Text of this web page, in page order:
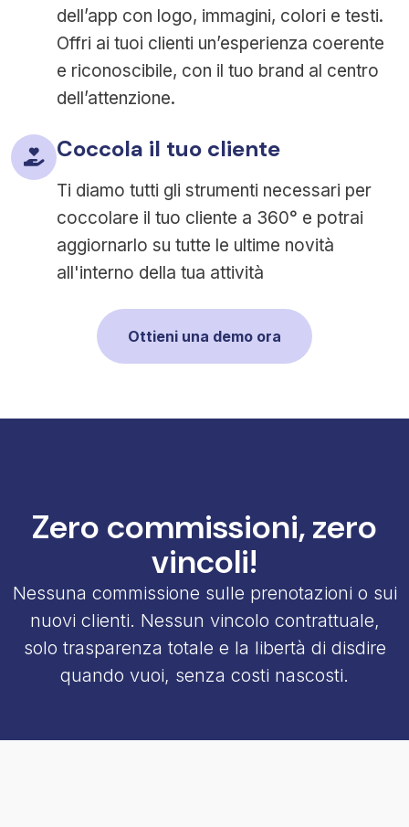
dell’app con logo, immagini, colori e testi.
Offri ai tuoi clienti un’esperienza coerente
e riconoscibile, con il tuo brand al centro
dell’attenzione.
Coccola il tuo cliente
Ti diamo tutti gli strumenti necessari per
coccolare il tuo cliente a 360° e potrai
aggiornarlo su tutte le ultime novità
all'interno della tua attività
Ottieni una demo ora
Zero commissioni, zero
vincoli!
Nessuna commissione sulle prenotazioni o sui
nuovi clienti. Nessun vincolo contrattuale,
solo trasparenza totale e la libertà di disdire
quando vuoi, senza costi nascosti.